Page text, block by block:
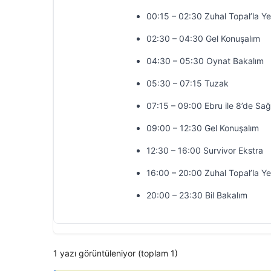
00:15 – 02:30 Zuhal Topal’la
02:30 – 04:30 Gel Konuşalım
04:30 – 05:30 Oynat Bakalım
05:30 – 07:15 Tuzak
07:15 – 09:00 Ebru ile 8’de
09:00 – 12:30 Gel Konuşalım
12:30 – 16:00 Survivor Ekstra
16:00 – 20:00 Zuhal Topal’la
20:00 – 23:30 Bil Bakalım
1 yazı görüntüleniyor (toplam 1)